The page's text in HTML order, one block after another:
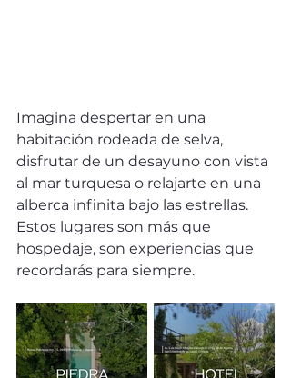
Imagina despertar en una
habitación rodeada de selva,
disfrutar de un desayuno con vista
al mar turquesa o relajarte en una
alberca infinita bajo las estrellas.
Estos lugares son más que
hospedaje, son experiencias que
recordarás para siempre.